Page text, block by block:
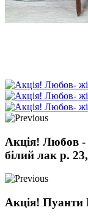
Акція! Любов -
білий лак р.
Акція! Пуанти